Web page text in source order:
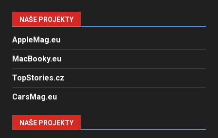
NAŠE PROJEKTY
AppleMag.eu
MacBooky.eu
TopStories.cz
CarsMag.eu
NAŠE PROJEKTY